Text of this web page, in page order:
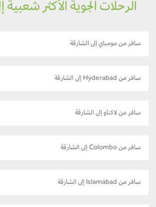
الرحلات الجوية الأكثر شعبية
سافر من مومباي إلى الشارقة
سافر من Hyderabad إلى الشارقة
سافر من لاكناو إلى الشارقة
سافر من Colombo إلى الشارقة
سافر من Islamabad إلى الشارقة